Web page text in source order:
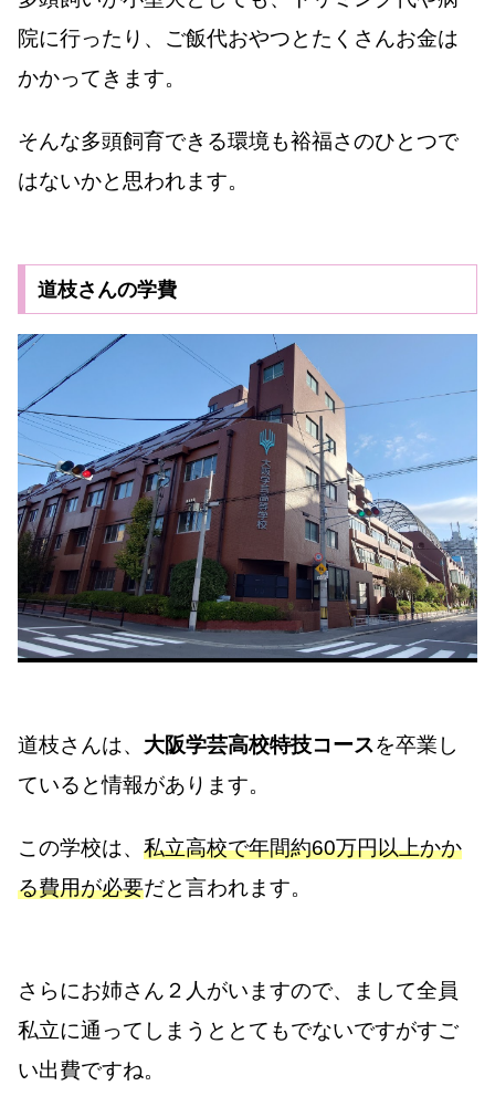
院に行ったり、ご飯代おやつとたくさんお金は
かかってきます。
そんな多頭飼育できる環境も裕福さのひとつで
はないかと思われます。
道枝さんの学費
道枝さんは、 大阪学芸高校特技コースを卒業し
ていると情報があります。
この学校は、 私立高校で年間約60万円以上かか
る費用が必要だと言われます。
さらにお姉さん２人がいますので、まして全員
私立に通ってしまうととてもでないですがすご
い出費ですね。